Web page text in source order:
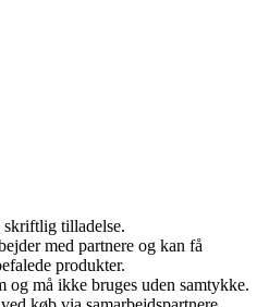
tilladelse.
med partnere og kan få
produkter.
må ikke bruges uden samtykke.